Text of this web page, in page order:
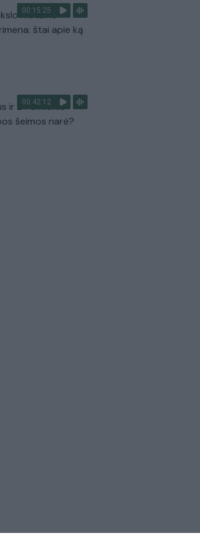
00:15:25
metams –
štai apie ką
00:42:12
ir Ž Pavilionio
šeimos narė?